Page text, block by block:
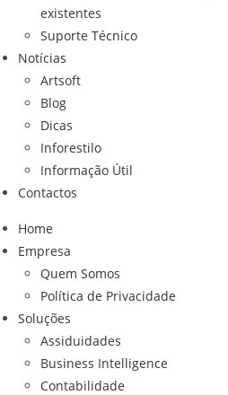
existentes
Suporte Técnico
Notícias
Artsoft
Blog
Dicas
Inforestilo
Informação Útil
Contactos
Home
Empresa
Quem Somos
Política de Privacidade
Soluções
Assiduidades
Business Intelligence
Contabilidade